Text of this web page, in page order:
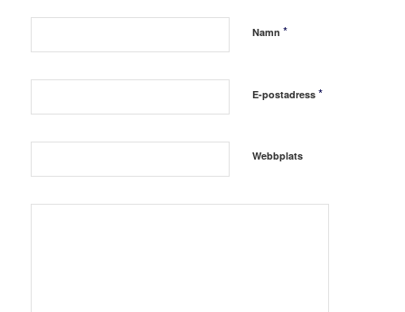
Namn *
E-postadress *
Webbplats